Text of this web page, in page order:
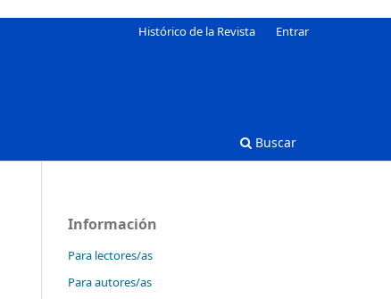
Buscar
Histórico de la Revista Entrar
Información
Para lectores/as
Para autores/as